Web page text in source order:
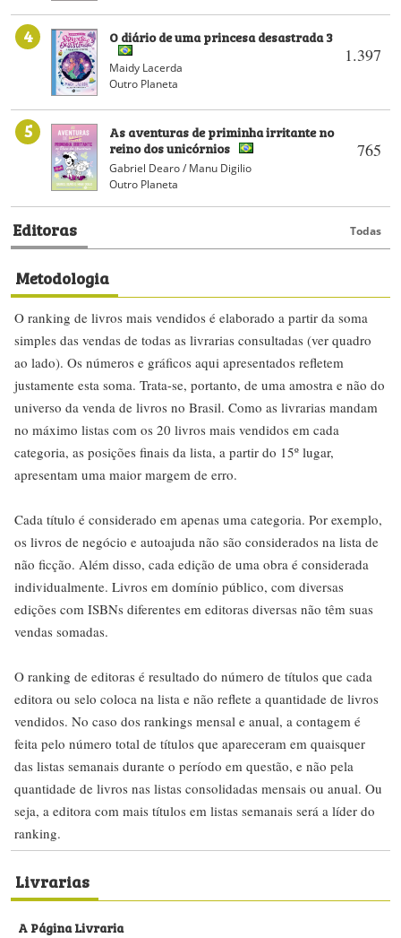
4
1.397
O diário de uma princesa desastrada 3
Maidy Lacerda
Outro Planeta
5
765
As aventuras de priminha irritante no
reino dos unicórnios
Gabriel Dearo / Manu Digilio
Outro Planeta
Editoras Todas
Metodologia
O ranking de livros mais vendidos é elaborado a partir da soma
simples das vendas de todas as livrarias consultadas (ver quadro
ao lado). Os números e gráficos aqui apresentados refletem
justamente esta soma. Trata-se, portanto, de uma amostra e não do
universo da venda de livros no Brasil. Como as livrarias mandam
no máximo listas com os 20 livros mais vendidos em cada
categoria, as posições finais da lista, a partir do 15º lugar,
apresentam uma maior margem de erro.
Cada título é considerado em apenas uma categoria. Por exemplo,
os livros de negócio e autoajuda não são considerados na lista de
não ficção. Além disso, cada edição de uma obra é considerada
individualmente. Livros em domínio público, com diversas
edições com ISBNs diferentes em editoras diversas não têm suas
vendas somadas.
O ranking de editoras é resultado do número de títulos que cada
editora ou selo coloca na lista e não reflete a quantidade de livros
vendidos. No caso dos rankings mensal e anual, a contagem é
feita pelo número total de títulos que apareceram em quaisquer
das listas semanais durante o período em questão, e não pela
quantidade de livros nas listas consolidadas mensais ou anual. Ou
seja, a editora com mais títulos em listas semanais será a líder do
ranking.
Livrarias
A Página Livraria